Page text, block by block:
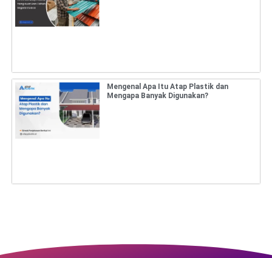
Mengenal Apa Itu Atap Plastik dan
Mengapa Banyak Digunakan?